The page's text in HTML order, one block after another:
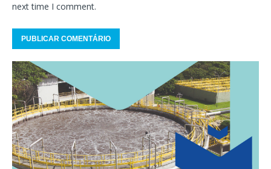
next time I comment.